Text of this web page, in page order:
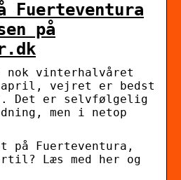
Fuerteventura
på
vinterhalvåret
vejret er bedst
Det er selvfølgelig
men i netop
på Fuerteventura,
Læs med her og